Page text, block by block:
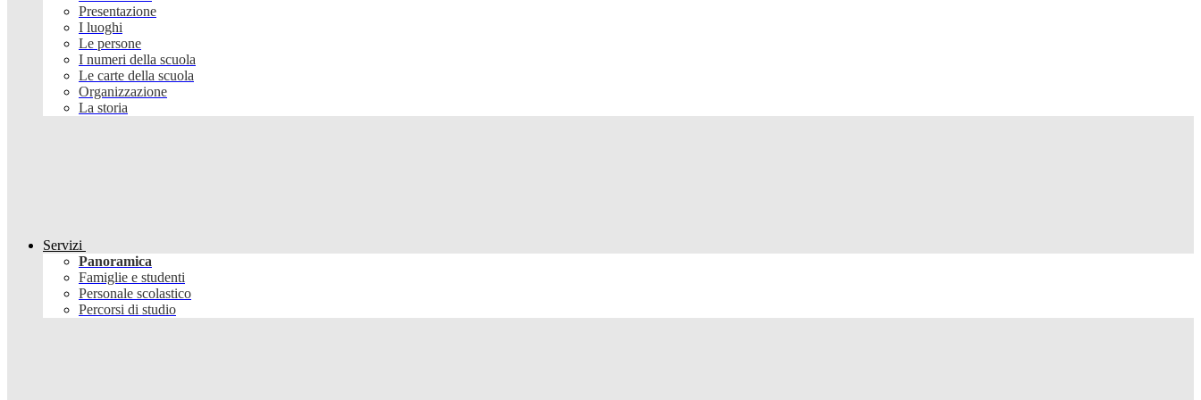
Presentazione
I luoghi
Le persone
I numeri della scuola
Le carte della scuola
Organizzazione
La storia
Servizi
Panoramica
Famiglie e studenti
Personale scolastico
Percorsi di studio